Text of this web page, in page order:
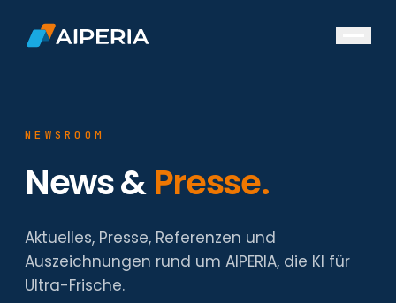
Bäckereien
Supermärkte
Referenzen
Unsere Whitepaper
Events
NEWSROOM
News &Presse.
Aktuelles, Presse, Referenzen und
Auszeichnungen rund um AIPERIA, die KI für
Ultra-Frische.